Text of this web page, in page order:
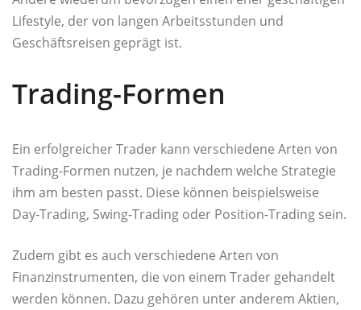
Lifestyle, der von langen Arbeitsstunden und
Geschäftsreisen geprägt ist.
Trading-Formen
Ein erfolgreicher Trader kann verschiedene Arten von
Trading-Formen nutzen, je nachdem welche Strategie
ihm am besten passt. Diese können beispielsweise
Day-Trading, Swing-Trading oder Position-Trading sein.
Zudem gibt es auch verschiedene Arten von
Finanzinstrumenten, die von einem Trader gehandelt
werden können. Dazu gehören unter anderem Aktien,